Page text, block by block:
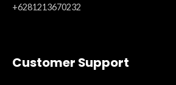
+6281213670232
Customer Support